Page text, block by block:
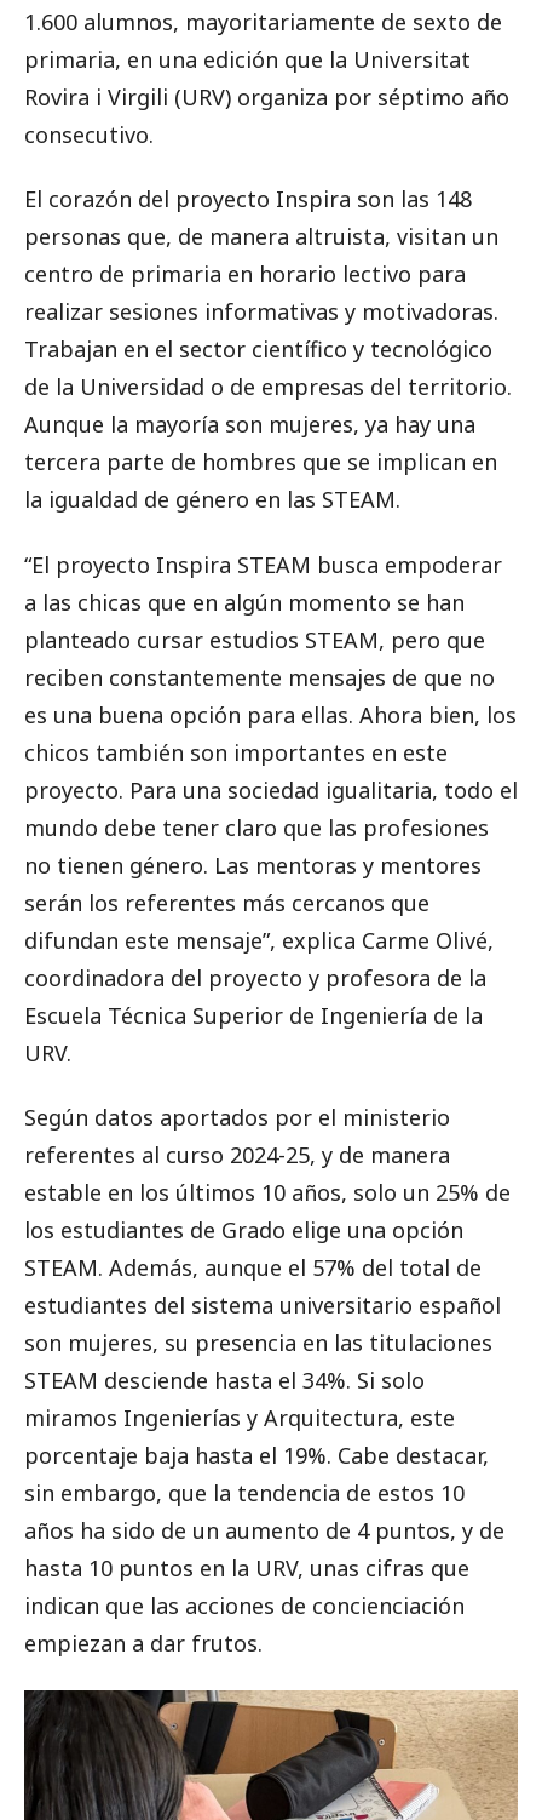
1.600 alumnos, mayoritariamente de sexto de
primaria, en una edición que la Universitat
Rovira i Virgili (URV) organiza por séptimo año
consecutivo.
El corazón del proyecto Inspira son las 148
personas que, de manera altruista, visitan un
centro de primaria en horario lectivo para
realizar sesiones informativas y motivadoras.
Trabajan en el sector científico y tecnológico
de la Universidad o de empresas del territorio.
Aunque la mayoría son mujeres, ya hay una
tercera parte de hombres que se implican en
la igualdad de género en las STEAM.
“El proyecto Inspira STEAM busca empoderar
a las chicas que en algún momento se han
planteado cursar estudios STEAM, pero que
reciben constantemente mensajes de que no
es una buena opción para ellas. Ahora bien, los
chicos también son importantes en este
proyecto. Para una sociedad igualitaria, todo el
mundo debe tener claro que las profesiones
no tienen género. Las mentoras y mentores
serán los referentes más cercanos que
difundan este mensaje”, explica Carme Olivé,
coordinadora del proyecto y profesora de la
Escuela Técnica Superior de Ingeniería de la
URV.
Según datos aportados por el ministerio
referentes al curso 2024-25, y de manera
estable en los últimos 10 años, solo un 25% de
los estudiantes de Grado elige una opción
STEAM. Además, aunque el 57% del total de
estudiantes del sistema universitario español
son mujeres, su presencia en las titulaciones
STEAM desciende hasta el 34%. Si solo
miramos Ingenierías y Arquitectura, este
porcentaje baja hasta el 19%. Cabe destacar,
sin embargo, que la tendencia de estos 10
años ha sido de un aumento de 4 puntos, y de
hasta 10 puntos en la URV, unas cifras que
indican que las acciones de concienciación
empiezan a dar frutos.